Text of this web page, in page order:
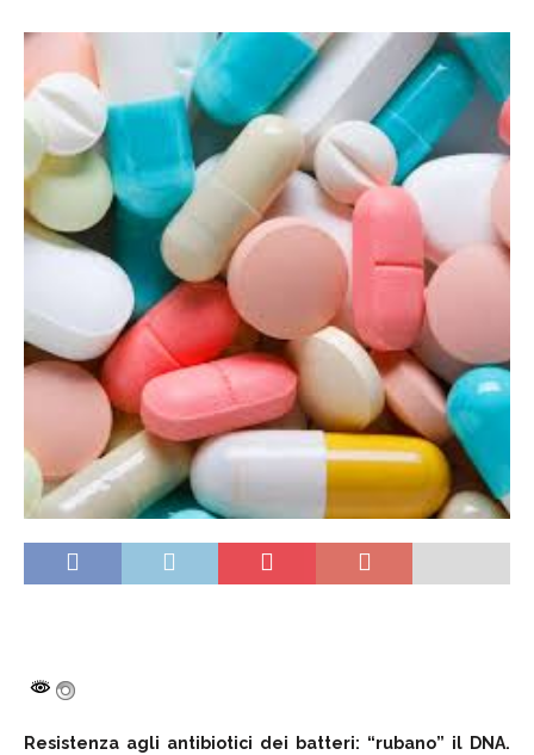
Resistenza agli antibiotici dei batteri: “rubano” il DNA.